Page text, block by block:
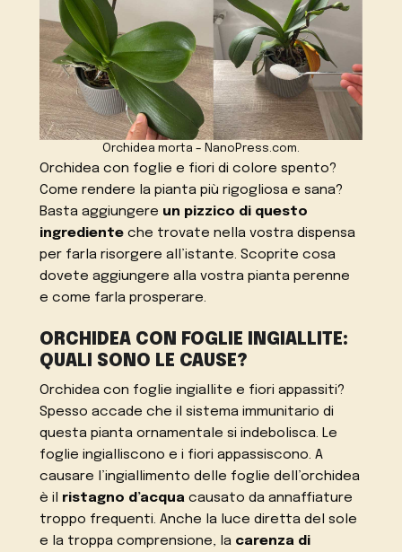
Orchidea morta – NanoPress.com.
Orchidea con foglie e fiori di colore spento?
Come rendere la pianta più rigogliosa e sana?
Basta aggiungere un pizzico di questo
ingrediente che trovate nella vostra dispensa
per farla risorgere all’istante. Scoprite cosa
dovete aggiungere alla vostra pianta perenne
e come farla prosperare.
ORCHIDEA CON FOGLIE INGIALLITE:
QUALI SONO LE CAUSE?
Orchidea con foglie ingiallite e fiori appassiti?
Spesso accade che il sistema immunitario di
questa pianta ornamentale si indebolisca. Le
foglie ingialliscono e i fiori appassiscono. A
causare l’ingiallimento delle foglie dell’orchidea
è il ristagno d’acqua causato da annaffiature
troppo frequenti. Anche la luce diretta del sole
e la troppa comprensione, la carenza di